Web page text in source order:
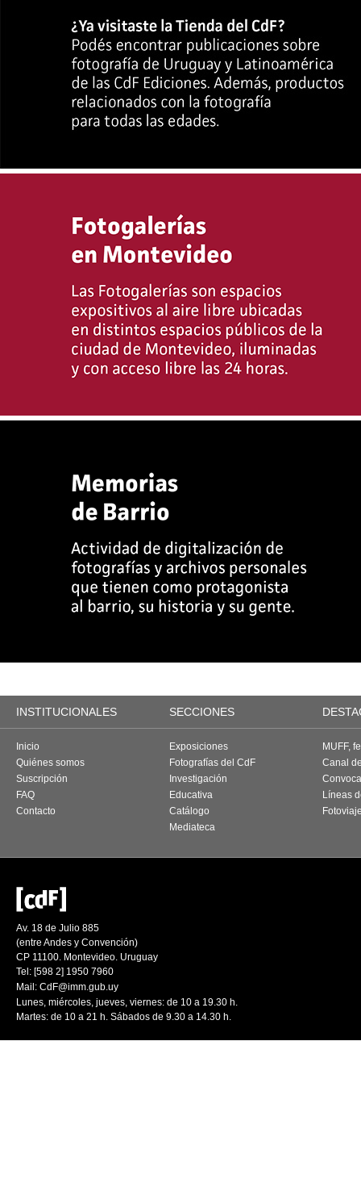
INSTITUCIONALES SECCIONES
Inicio
Quiénes somos
Suscripción
FAQ
Contacto
Exposiciones
Fotografías del CdF
Investigación
Educativa
Catálogo
Mediateca
MUFF,
Canal
Líneas
Av. 18 de Julio 885
(entre Andes y Convención)
CP 11100. Montevideo. Uruguay
Tel: [598 2] 1950 7960
Mail: CdF@imm.gub.uy
Lunes, miércoles, jueves, viernes: de 10 a 19.30 h.
Martes: de 10 a 21 h. Sábados de 9.30 a 14.30 h.